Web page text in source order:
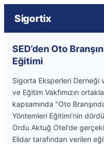
Sigortix
SED’den Oto
Eğitimi
Sigorta Eksperleri Derneği
ve Eğitim Vakfımızın
kapsamında "Oto
Yöntemleri Eğitimi'nin
Ordu Aktuğ Otel'de
Elidar tarafından verilen